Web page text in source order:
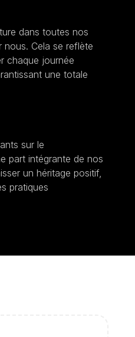
dans toutes nos
nous. Cela se reflète
chaque journée
une totale
sur le
part intégrante de nos
un héritage positif,
pratiques